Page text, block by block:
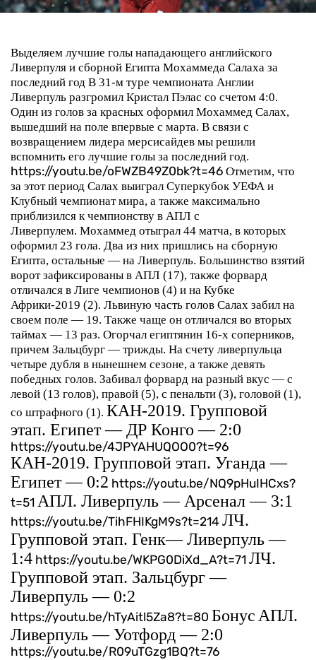
Выделяем лучшие голы нападающего английского
Ливерпуля и сборной Египта Мохаммеда Салаха за
последний год В 31-м туре чемпионата Англии
Ливерпуль разгромил Кристал Пэлас со счетом 4:0.
Один из голов за красных оформил Мохаммед Салах,
вышедший на поле впервые с марта. В связи с
возвращением лидера мерсисайдев мы решили
вспомнить его лучшие голы за последний год.
https://youtu.be/oFWZB49Z0bk?t=46 Отметим, что
за этот период Салах выиграл Суперкубок УЕФА и
Клубный чемпионат мира, а также максимально
приблизился к чемпионству в АПЛ с
Ливерпулем. Мохаммед отыграл 44 матча, в которых
оформил 23 гола. Два из них пришлись на сборную
Египта, остальные — на Ливерпуль. Большинство взятий
ворот зафиксированы в АПЛ (17), также форвард
отличался в Лиге чемпионов (4) и на Кубке
Африки-2019 (2). Львиную часть голов Салах забил на
своем поле — 19. Также чаще он отличался во вторых
таймах — 13 раз. Огорчал египтянин 16-х соперников,
причем Зальцбург — трижды. На счету ливерпульца
четыре дубля в нынешнем сезоне, а также девять
победных голов. Забивал форвард на разный вкус — с
левой (13 голов), правой (5), с пенальти (3), головой (1),
со штрафного (1). КАН-2019. Групповой
этап. Египет — ДР Конго — 2:0
https://youtu.be/4JPYAHUQOO0?t=96
КАН-2019. Групповой этап. Уганда —
Египет — 0:2 https://youtu.be/NQ9pHuIHCxs?
t=51 АПЛ. Ливерпуль — Арсенал — 3:1
https://youtu.be/TihFHIKgM9s?t=214 ЛЧ.
Групповой этап. Генк— Ливерпуль —
1:4 https://youtu.be/WKPG0DiXd_A?t=71 ЛЧ.
Групповой этап. Зальцбург —
Ливерпуль — 0:2
https://youtu.be/hTyAitl5Za8?t=80 Бонус АПЛ.
Ливерпуль — Уотфорд — 2:0
https://youtu.be/R09uTGzg1BQ?t=76